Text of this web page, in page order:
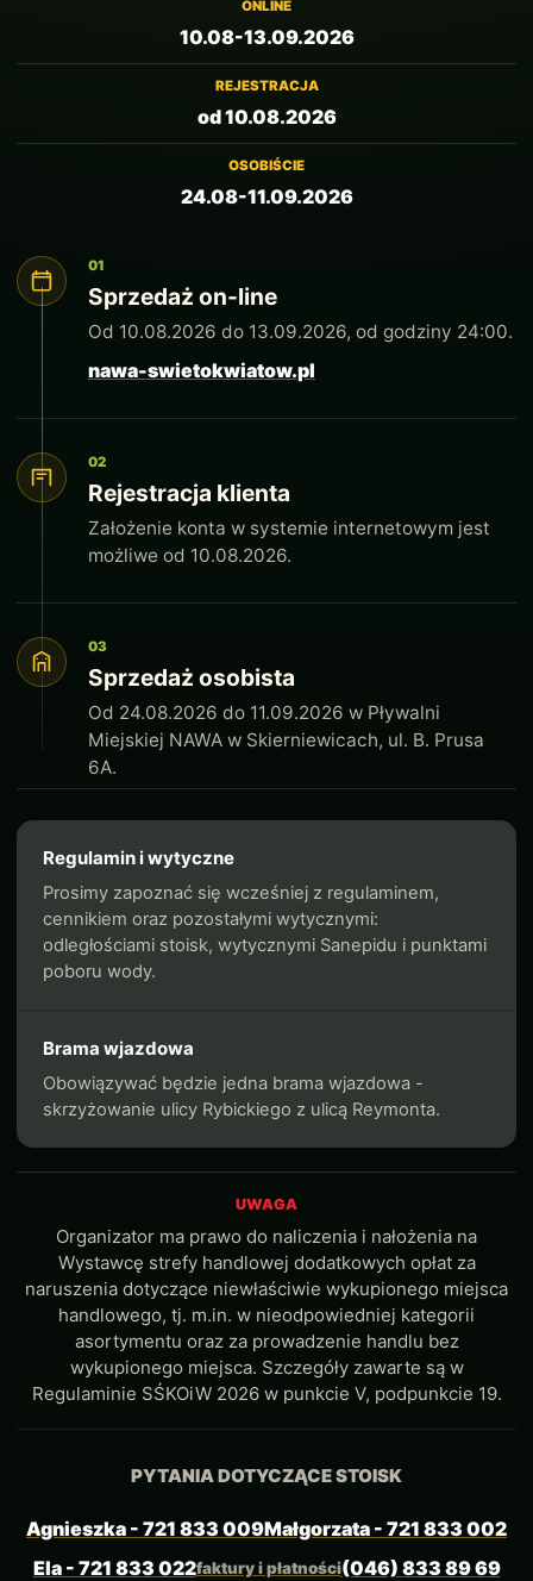
ONLINE
10.08-13.09.2026
REJESTRACJA
od 10.08.2026
OSOBIŚCIE
24.08-11.09.2026
01
Sprzedaż on-line
Od 10.08.2026 do 13.09.2026, od godziny 24:00.
nawa-swietokwiatow.pl
02
Rejestracja klienta
Założenie konta w systemie internetowym jest
możliwe od 10.08.2026.
03
Sprzedaż osobista
Od 24.08.2026 do 11.09.2026 w Pływalni
Miejskiej NAWA w Skierniewicach, ul. B. Prusa
6A.
Regulamin i wytyczne
Prosimy zapoznać się wcześniej z regulaminem,
cennikiem oraz pozostałymi wytycznymi:
odległościami stoisk, wytycznymi Sanepidu i punktami
poboru wody.
Brama wjazdowa
Obowiązywać będzie jedna brama wjazdowa -
skrzyżowanie ulicy Rybickiego z ulicą Reymonta.
UWAGA
Organizator ma prawo do naliczenia i nałożenia na
Wystawcę strefy handlowej dodatkowych opłat za
naruszenia dotyczące niewłaściwie wykupionego miejsca
handlowego, tj. m.in. w nieodpowiedniej kategorii
asortymentu oraz za prowadzenie handlu bez
wykupionego miejsca. Szczegóły zawarte są w
Regulaminie SŚKOiW 2026 w punkcie V, podpunkcie 19.
PYTANIA DOTYCZĄCE STOISK
Agnieszka - 721 833 009Małgorzata - 721 833 002
Ela - 721 833 022faktury i płatności(046) 833 89 69